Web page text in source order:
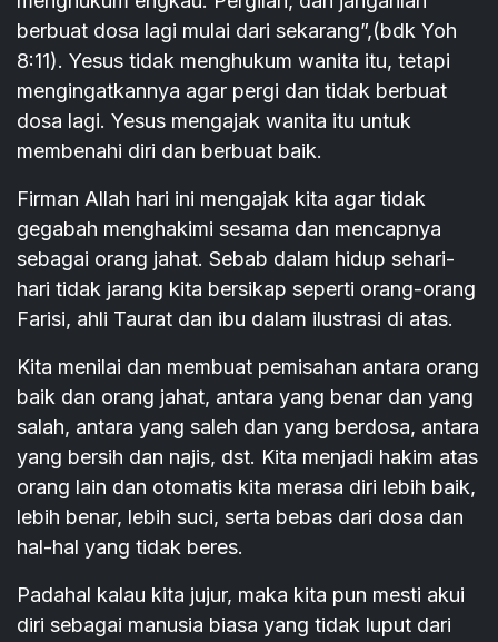
berbuat dosa lagi mulai dari sekarang”,(bdk Yoh
8:11). Yesus tidak menghukum wanita itu, tetapi
mengingatkannya agar pergi dan tidak berbuat
dosa lagi. Yesus mengajak wanita itu untuk
membenahi diri dan berbuat baik.
Firman Allah hari ini mengajak kita agar tidak
gegabah menghakimi sesama dan mencapnya
sebagai orang jahat. Sebab dalam hidup sehari-
hari tidak jarang kita bersikap seperti orang-orang
Farisi, ahli Taurat dan ibu dalam ilustrasi di atas.
Kita menilai dan membuat pemisahan antara orang
baik dan orang jahat, antara yang benar dan yang
salah, antara yang saleh dan yang berdosa, antara
yang bersih dan najis, dst. Kita menjadi hakim atas
orang lain dan otomatis kita merasa diri lebih baik,
lebih benar, lebih suci, serta bebas dari dosa dan
hal-hal yang tidak beres.
Padahal kalau kita jujur, maka kita pun mesti akui
diri sebagai manusia biasa yang tidak luput dari